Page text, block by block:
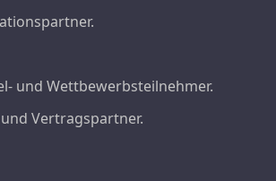
und Wettbewerbsteilnehmer.
Vertragspartner.